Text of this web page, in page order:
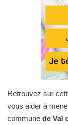
Retrouvez sur
vous aider à
commune de Val